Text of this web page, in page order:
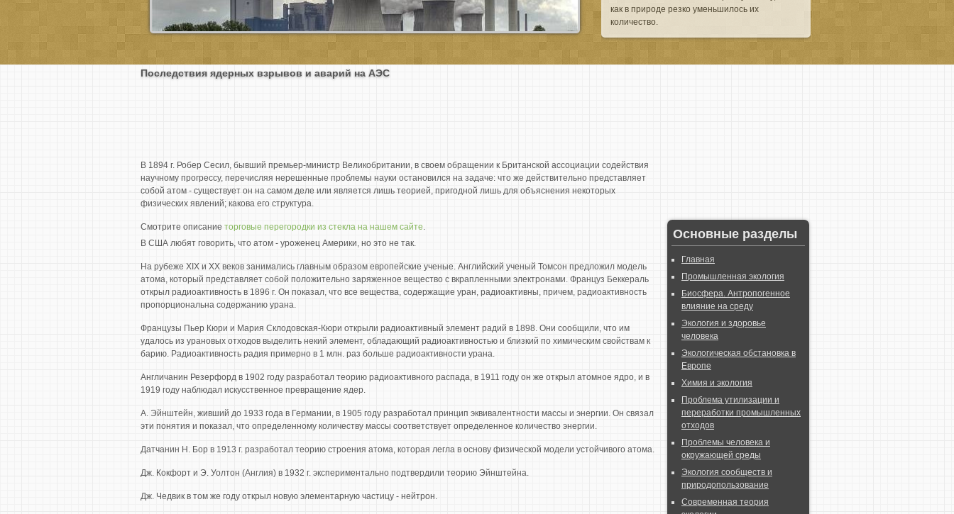
как в природе резко уменьшилось их
количество.
Последствия ядерных взрывов и аварий на АЭС
В 1894 г. Робер Сесил, бывший премьер-министр Великобритании, в своем обращении к Британской ассоциации содействия
научному прогрессу, перечисляя нерешенные проблемы науки остановился на задаче: что же действительно представляет
собой атом - существует он на самом деле или является лишь теорией, пригодной лишь для объяснения некоторых
физических явлений; какова его структура.
Смотрите описание торговые перегородки из стекла на нашем сайте.
В США любят говорить, что атом - уроженец Америки, но это не так.
На рубеже XIX и XX веков занимались главным образом европейские ученые. Английский ученый Томсон предложил модель
атома, который представляет собой положительно заряженное вещество с вкрапленными электронами. Француз Беккераль
открыл радиоактивность в 1896 г. Он показал, что все вещества, содержащие уран, радиоактивны, причем, радиоактивность
пропорциональна содержанию урана.
Французы Пьер Кюри и Мария Склодовская-Кюри открыли радиоактивный элемент радий в 1898. Они сообщили, что им
удалось из урановых отходов выделить некий элемент, обладающий радиоактивностью и близкий по химическим свойствам к
барию. Радиоактивность радия примерно в 1 млн. раз больше радиоактивности урана.
Англичанин Резерфорд в 1902 году разработал теорию радиоактивного распада, в 1911 году он же открыл атомное ядро, и в
1919 году наблюдал искусственное превращение ядер.
А. Эйнштейн, живший до 1933 года в Германии, в 1905 году разработал принцип эквивалентности массы и энергии. Он связал
эти понятия и показал, что определенному количеству массы соответствует определенное количество энергии.
Датчанин Н. Бор в 1913 г. разработал теорию строения атома, которая легла в основу физической модели устойчивого атома.
Дж. Кокфорт и Э. Уолтон (Англия) в 1932 г. экспериментально подтвердили теорию Эйнштейна.
Дж. Чедвик в том же году открыл новую элементарную частицу - нейтрон.
Основные разделы
Главная
Промышленная экология
Биосфера. Антропогенное
влияние на среду
Экология и здоровье
человека
Экологическая обстановка в
Европе
Химия и экология
Проблема утилизации и
переработки промышленных
отходов
Проблемы человека и
окружающей среды
Экология сообществ и
природопользование
Современная теория